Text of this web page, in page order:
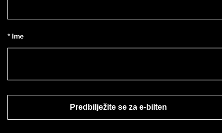
* Ime
Predbilježite se za e-bilten